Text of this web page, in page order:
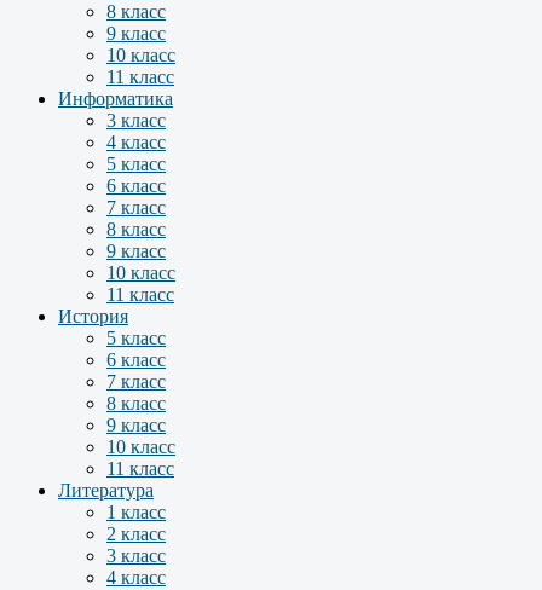
8 класс
9 класс
10 класс
11 класс
Информатика
3 класс
4 класс
5 класс
6 класс
7 класс
8 класс
9 класс
10 класс
11 класс
История
5 класс
6 класс
7 класс
8 класс
9 класс
10 класс
11 класс
Литература
1 класс
2 класс
3 класс
4 класс